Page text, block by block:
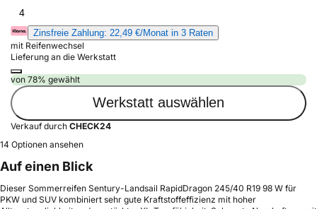
4
Zinsfreie Zahlung: 22,49 €/Monat in 3 Raten
mit Reifenwechsel
Lieferung an die Werkstatt
von 78% gewählt
Werkstatt auswählen
Verkauf durch CHECK24
14 Optionen ansehen
Auf einen Blick
Dieser Sommerreifen Sentury-Landsail RapidDragon 245/40 R19 98 W für
PKW und SUV kombiniert sehr gute Kraftstoffeffizienz mit hoher